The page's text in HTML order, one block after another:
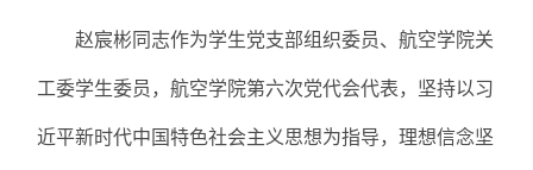
赵宸彬同志作为学生党支部组织委员、航空学院关
工委学生委员，航空学院第六次党代会代表，坚持以习
近平新时代中国特色社会主义思想为指导，理想信念坚